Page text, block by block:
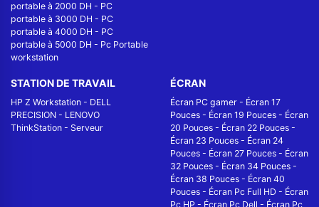
portable à 2000 DH - PC
portable à 3000 DH - PC
portable à 4000 DH - PC
portable à 5000 DH - Pc Portable
workstation
STATION DE TRAVAIL
HP Z Workstation - DELL
PRECISION - LENOVO
ThinkStation - Serveur
ÉCRAN
Écran PC gamer - Écran 17
Pouces - Écran 19 Pouces - Écran
20 Pouces - Écran 22 Pouces -
Écran 23 Pouces - Écran 24
Pouces - Écran 27 Pouces - Écran
32 Pouces - Écran 34 Pouces -
Écran 38 Pouces - Écran 40
Pouces - Écran Pc Full HD - Écran
Pc HP - Écran Pc Dell - Écran Pc